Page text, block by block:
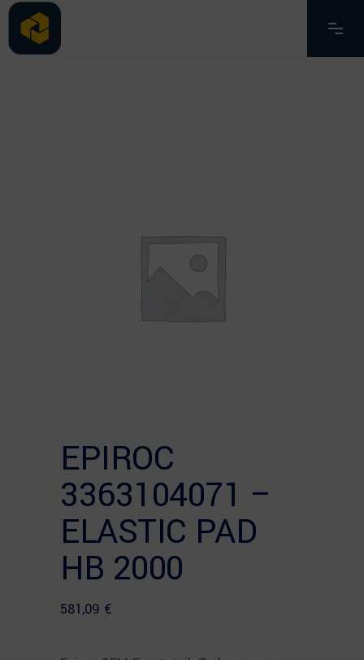
EPIROC
3363104071 –
ELASTIC PAD
HB 2000
581,09 €